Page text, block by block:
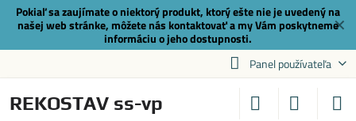
✕
Pokiaľ sa zaujímate o niektorý produkt, ktorý ešte nie je uvedený na
našej web stránke, môžete nás kontaktovaťa my Vám poskytneme
informáciu o jeho dostupnosti.
Panel používateľa
REKOSTAV ss-vp